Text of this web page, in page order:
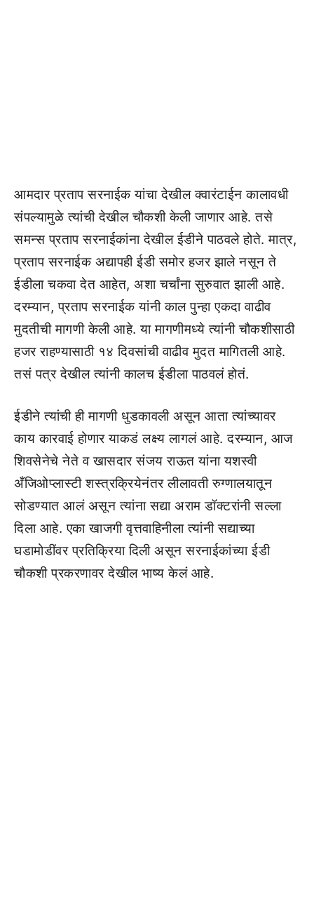
आमदार प्रताप सरनाईक यांचा देखील क्वारंटाईन कालावधी
संपल्यामुळे त्यांची देखील चौकशी केली जाणार आहे. तसे
समन्स प्रताप सरनाईकांना देखील ईडीने पाठवले होते. मात्र,
प्रताप सरनाईक अद्यापही ईडी समोर हजर झाले नसून ते
ईडीला चकवा देत आहेत, अशा चर्चांना सुरुवात झाली आहे.
दरम्यान, प्रताप सरनाईक यांनी काल पुन्हा एकदा वाढीव
मुदतीची मागणी केली आहे. या मागणीमध्ये त्यांनी चौकशीसाठी
हजर राहण्यासाठी १४ दिवसांची वाढीव मुदत मागितली आहे.
तसं पत्र देखील त्यांनी कालच ईडीला पाठवलं होतं.
ईडीने त्यांची ही मागणी धुडकावली असून आता त्यांच्यावर
काय कारवाई होणार याकडं लक्ष्य लागलं आहे. दरम्यान, आज
शिवसेनेचे नेते व खासदार संजय राऊत यांना यशस्वी
अँजिओप्लास्टी शस्त्रक्रियेनंतर लीलावती रुग्णालयातून
सोडण्यात आलं असून त्यांना सद्या अराम डॉक्टरांनी सल्ला
दिला आहे. एका खाजगी वृत्तवाहिनीला त्यांनी सद्याच्या
घडामोडींवर प्रतिक्रिया दिली असून सरनाईकांच्या ईडी
चौकशी प्रकरणावर देखील भाष्य केलं आहे.